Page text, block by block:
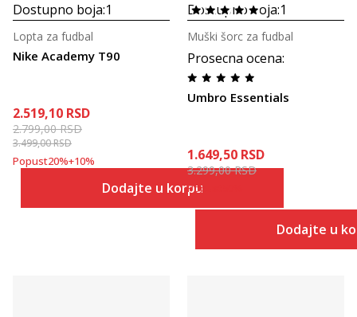
Dostupno boja:1
Nike Academy T90
Lopta za fudbal
2.519,10 RSD
2.799,00RSD
3.499,00RSD
Popust20%+10%
Dodajte u korpu
Dostupno boja:1
Prosecna ocena:
Umbro Essentials
Muški šorc za fudbal
1.649,50 RSD
3.299,00RSD
Popust
Dodajte u